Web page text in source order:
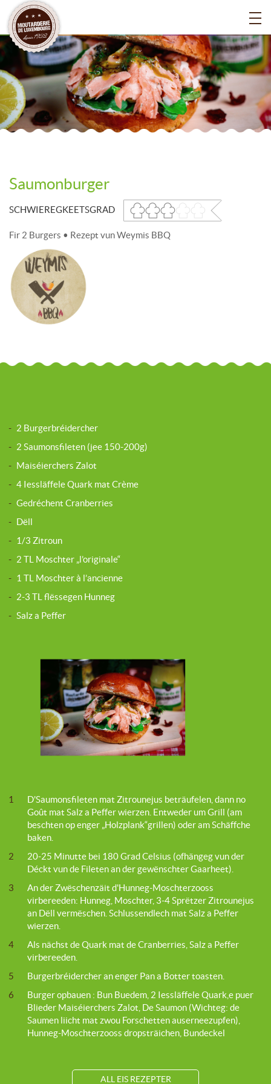
Saumonburger
SCHWIEREGKEETSGRAD
Fir 2 Burgers • Rezept vun Weymis BBQ
- 2 Burgerbréidercher
- 2 Saumonsfileten (jee 150-200g)
- Maiséierchers Zalot
- 4 Iessläffele Quark mat Crème
- Gedréchent Cranberries
- Dëll
- 1/3 Zitroun
- 2 TL Moschter „l’originale“
- 1 TL Moschter à l’ancienne
- 2-3 TL flëssegen Hunneg
- Salz a Peffer
1
D'Saumonsfileten mat Zitrounejus beträufelen, dann no
Goût mat Salz a Peffer wierzen. Entweder um Grill (am
beschten op enger „Holzplank“grillen) oder am Schäffche
baken.
2
20-25 Minutte bei 180 Grad Celsius (ofhängeg vun der
Déckt vun de Fileten an der gewënschter Gaarheet).
3
An der Zwëschenzäit d'Hunneg-Moschterzooss
virbereeden: Hunneg, Moschter, 3-4 Sprëtzer Zitrounejus
an Dëll vermëschen. Schlussendlech mat Salz a Peffer
wierzen.
4
Als nächst de Quark mat de Cranberries, Salz a Peffer
virbereeden.
5
Burgerbréidercher an enger Pan a Botter toasten.
6
Burger opbauen : Bun Buedem, 2 Iessläffele Quark,e puer
Blieder Maiséierchers Zalot, De Saumon (Wichteg: de
Saumen liicht mat zwou Forschetten auserneezupfen),
Hunneg-Moschterzooss dropsträichen, Bundeckel
ALL EIS REZEPTER